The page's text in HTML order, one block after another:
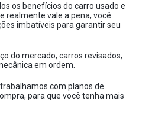
os benefícios do carro usado e
realmente vale a pena, você
imbatíveis para garantir seu
do mercado, carros revisados,
em ordem.
com planos de
para que você tenha mais